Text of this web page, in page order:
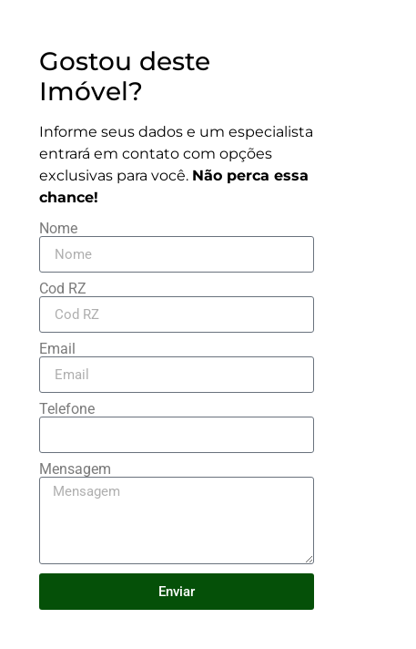
Gostou deste
Imóvel?
Informe seus dados e um especialista
entrará em contato com opções
exclusivas para você. Não perca essa
chance!
Nome
Cod RZ
Email
Telefone
Mensagem
Enviar